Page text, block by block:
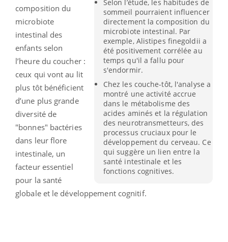
Selon l’étude, les habitudes de
sommeil pourraient influencer
directement la composition du
microbiote intestinal. Par
exemple, Alistipes finegoldii a
été positivement corrélée au
temps qu'il a fallu pour
s'endormir.
Chez les couche-tôt, l'analyse a
montré une activité accrue
dans le métabolisme des
acides aminés et la régulation
des neurotransmetteurs, des
processus cruciaux pour le
développement du cerveau. Ce
qui suggère un lien entre la
santé intestinale et les
fonctions cognitives.
composition du
microbiote
intestinal des
enfants selon
l’heure du coucher :
ceux qui vont au lit
plus tôt bénéficient
d’une plus grande
diversité de
"bonnes" bactéries
dans leur flore
intestinale, un
facteur essentiel
pour la santé
globale et le développement cognitif.